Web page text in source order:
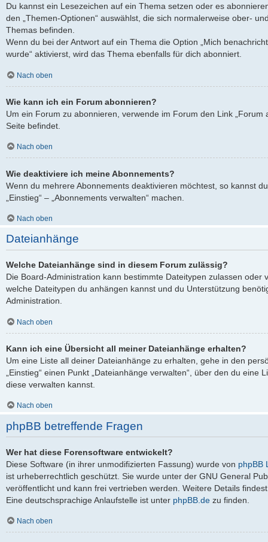
Du kannst ein Lesezeichen auf ein Thema setzen oder es
den „Themen-Optionen“ auswählst, die sich normalerweise ober-
Themas befinden.
Wenn du bei der Antwort auf ein Thema die Option „Mich
wurde“ aktivierst, wird das Thema ebenfalls für dich abonniert.
Nach oben
Wie kann ich ein Forum abonnieren?
Um ein Forum zu abonnieren, verwende im Forum den Link „Forum
Seite befindet.
Nach oben
Wie deaktiviere ich meine Abonnements?
Wenn du mehrere Abonnements deaktivieren möchtest, so kannst
„Einstieg“ – „Abonnements verwalten“ machen.
Nach oben
Dateianhänge
Welche Dateianhänge sind in diesem Forum zulässig?
Die Board-Administration kann bestimmte Dateitypen zulassen oder
welche Dateitypen du anhängen kannst und du Unterstützung
Administration.
Nach oben
Kann ich eine Übersicht all meiner Dateianhänge erhalten?
Um eine Liste all deiner Dateianhänge zu erhalten, gehe in den
„Einstieg“ einen Punkt „Dateianhänge verwalten“, über den du
diese verwalten kannst.
Nach oben
phpBB betreffende Fragen
Wer hat diese Forensoftware entwickelt?
Diese Software (in ihrer unmodifizierten Fassung) wurde von phpBB
ist urheberrechtlich geschützt. Sie wurde unter der GNU General
veröffentlicht und kann frei vertrieben werden. Weitere Details
Eine deutschsprachige Anlaufstelle ist unter phpBB.de zu finden.
Nach oben